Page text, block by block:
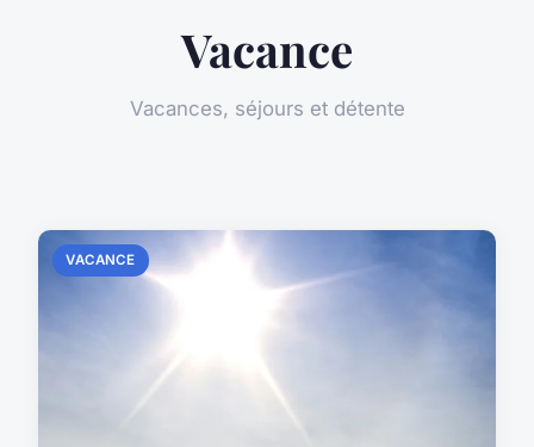
Vacance
Vacances, séjours et détente
VACANCE